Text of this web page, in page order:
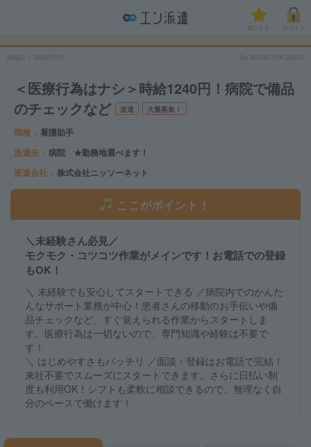
気になる!
2026/07/31 No.NISNHTRK-2BJ42
＜医療行為はナシ＞時給1240円！病院で備品
のチェックなど
派遣 大量募集！
職種
看護助手
派遣先
病院 ★勤務地選べます！
派遣会社
株式会社ニッソーネット
ここがポイント！
＼未経験さん必見／
モクモク・コツコツ作業がメインです！お電話での登録
もOK！
＼ 未経験でも安心してスタートできる ／病院内でのかんた
んなサポート業務が中心！患者さんの移動のお手伝いや備
品チェックなど、すぐ覚えられる作業からスタートしま
す。医療行為は一切ないので、専門知識や経験は不要で
す！
＼ はじめやすさもバッチリ ／面談・登録はお電話で完結！
来社不要でスムーズにスタートできます。さらに日払い制
度も利用OK！シフトも柔軟に相談できるので、無理なく自
分のペースで働けます！